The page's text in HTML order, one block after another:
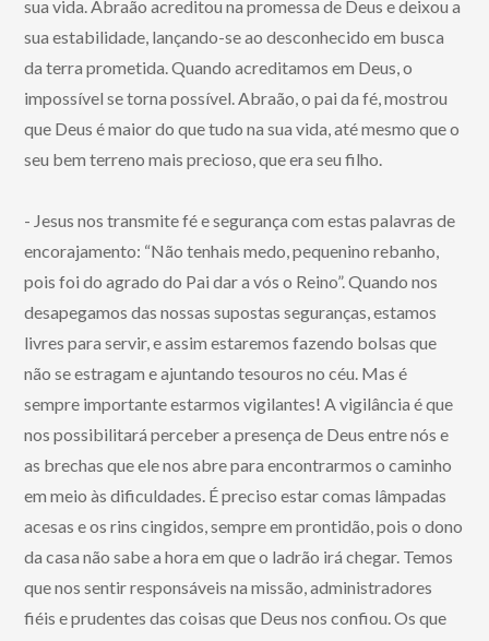
sua vida. Abraão acreditou na promessa de Deus e deixou a
sua estabilidade, lançando-se ao desconhecido em busca
da terra prometida. Quando acreditamos em Deus, o
impossível se torna possível. Abraão, o pai da fé, mostrou
que Deus é maior do que tudo na sua vida, até mesmo que o
seu bem terreno mais precioso, que era seu filho.
- Jesus nos transmite fé e segurança com estas palavras de
encorajamento: “Não tenhais medo, pequenino rebanho,
pois foi do agrado do Pai dar a vós o Reino”. Quando nos
desapegamos das nossas supostas seguranças, estamos
livres para servir, e assim estaremos fazendo bolsas que
não se estragam e ajuntando tesouros no céu. Mas é
sempre importante estarmos vigilantes! A vigilância é que
nos possibilitará perceber a presença de Deus entre nós e
as brechas que ele nos abre para encontrarmos o caminho
em meio às dificuldades. É preciso estar comas lâmpadas
acesas e os rins cingidos, sempre em prontidão, pois o dono
da casa não sabe a hora em que o ladrão irá chegar. Temos
que nos sentir responsáveis na missão, administradores
fiéis e prudentes das coisas que Deus nos confiou. Os que